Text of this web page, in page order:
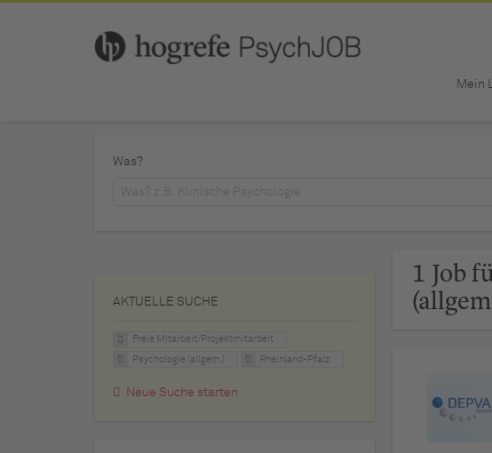
Mein
Was?
1 Job
AKTUELLE SUCHE
Freie Mitarbeit/Projektmitarbeit
Psychologie (allgem.) Rheinland-Pfalz
Neue Suche starten